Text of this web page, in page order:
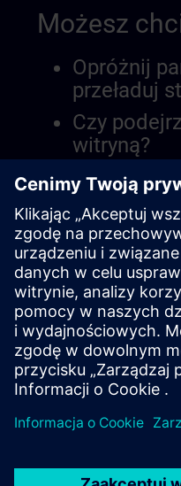
Możesz
Opróżnij
przeładuj
Czy
witryną?
Zgłoś problem